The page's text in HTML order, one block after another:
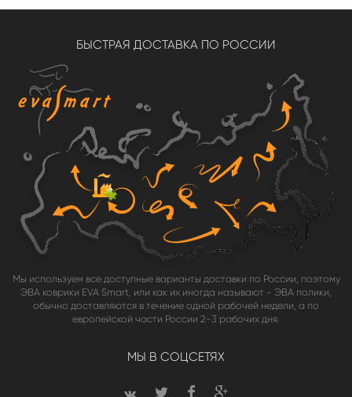
БЫСТРАЯ ДОСТАВКА ПО РОССИИ
Мы используем все доступные варианты доставки по России, поэтому
ЭВА коврики EVA Smart, или как их иногда называют - ЭВА полики,
обычно доставляются в течение одной рабочей недели, а по
европейской части России 2-3 рабочих дня.
МЫ В СОЦСЕТЯХ